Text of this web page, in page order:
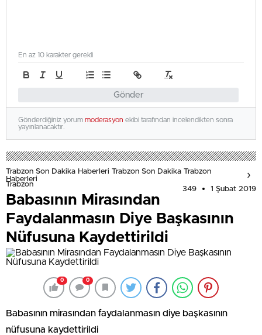
Gönder
En az 10 karakter gerekli
Gönderdiğiniz yorum moderasyon ekibi tarafından incelendikten sonra
yayınlanacaktır.
Trabzon Son Dakika Haberleri Trabzon Son Dakika Trabzon
Haberleri
Trabzon
349 1 Şubat 2019
Babasının Mirasından
Faydalanmasın Diye Başkasının
Nüfusuna Kaydettirildi
0 0
Babasının mirasından faydalanmasın diye başkasının
nüfusuna kaydettirildi